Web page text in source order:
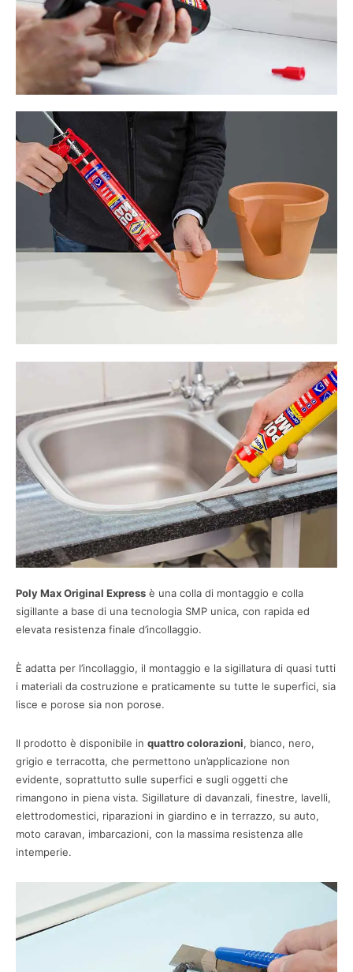
Poly Max Original Express è una colla di montaggio e colla
sigillante a base di una tecnologia SMP unica, con rapida ed
elevata resistenza finale d’incollaggio.
È adatta per l’incollaggio, il montaggio e la sigillatura di quasi tutti
i materiali da costruzione e praticamente su tutte le superfici, sia
lisce e porose sia non porose.
Il prodotto è disponibile in quattro colorazioni, bianco, nero,
grigio e terracotta, che permettono un’applicazione non
evidente, soprattutto sulle superfici e sugli oggetti che
rimangono in piena vista. Sigillature di davanzali, finestre, lavelli,
elettrodomestici, riparazioni in giardino e in terrazzo, su auto,
moto caravan, imbarcazioni, con la massima resistenza alle
intemperie.